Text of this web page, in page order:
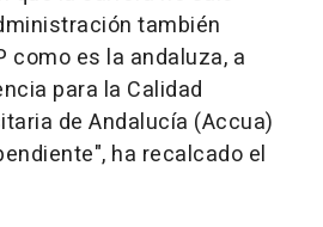
también
como es la andaluza, a
para la Calidad
de Andalucía (Accua)
ha recalcado el